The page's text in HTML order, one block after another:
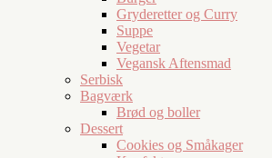
Gryderetter og Curry
Suppe
Vegetar
Vegansk Aftensmad
Serbisk
Bagværk
Brød og boller
Dessert
Cookies og Småkager